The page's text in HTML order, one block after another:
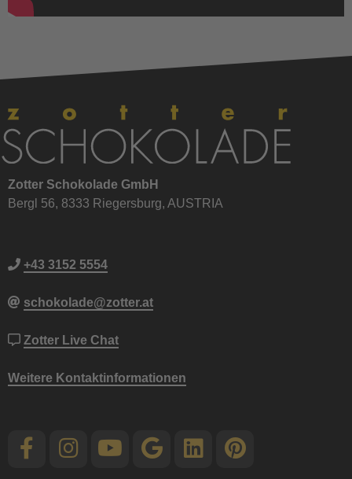
Zotter Schokolade GmbH
Bergl 56, 8333 Riegersburg, AUSTRIA
+43 3152 5554
schokolade@zotter.at
Zotter Live Chat
Weitere Kontaktinformationen